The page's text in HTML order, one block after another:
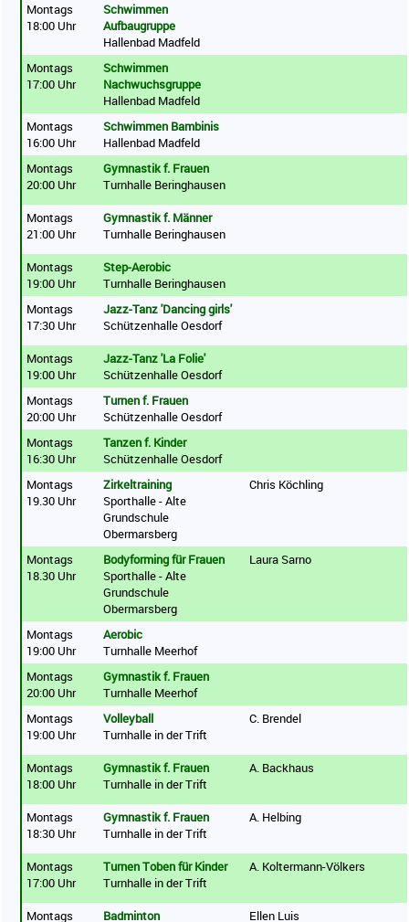
Montags
18:00 Uhr
Schwimmen
Aufbaugruppe
Hallenbad Madfeld
Montags
17:00 Uhr
Schwimmen
Nachwuchsgruppe
Hallenbad Madfeld
Montags
16:00 Uhr
Schwimmen Bambinis
Hallenbad Madfeld
Montags
20:00 Uhr
Gymnastik f. Frauen
Turnhalle Beringhausen
Montags
21:00 Uhr
Gymnastik f. Männer
Turnhalle Beringhausen
Montags
19:00 Uhr
Step-Aerobic
Turnhalle Beringhausen
Montags
17:30 Uhr
Jazz-Tanz 'Dancing girls'
Schützenhalle Oesdorf
Montags
19:00 Uhr
Jazz-Tanz 'La Folie'
Schützenhalle Oesdorf
Montags
20:00 Uhr
Turnen f. Frauen
Schützenhalle Oesdorf
Montags
16:30 Uhr
Tanzen f. Kinder
Schützenhalle Oesdorf
Montags
19.30 Uhr
Zirkeltraining
Sporthalle - Alte
Grundschule
Obermarsberg
Chris Köchling
Montags
18.30 Uhr
Bodyforming für Frauen
Sporthalle - Alte
Grundschule
Obermarsberg
Laura Sarno
Montags
19:00 Uhr
Aerobic
Turnhalle Meerhof
Montags
20:00 Uhr
Gymnastik f. Frauen
Turnhalle Meerhof
Montags
19:00 Uhr
Volleyball
Turnhalle in der Trift
C. Brendel
Montags
18:00 Uhr
Gymnastik f. Frauen
Turnhalle in der Trift
A. Backhaus
Montags
18:30 Uhr
Gymnastik f. Frauen
Turnhalle in der Trift
A. Helbing
Montags
17:00 Uhr
Turnen Toben für Kinder
Turnhalle in der Trift
A. Koltermann-Völkers
Montags
Badminton
Ellen Luis